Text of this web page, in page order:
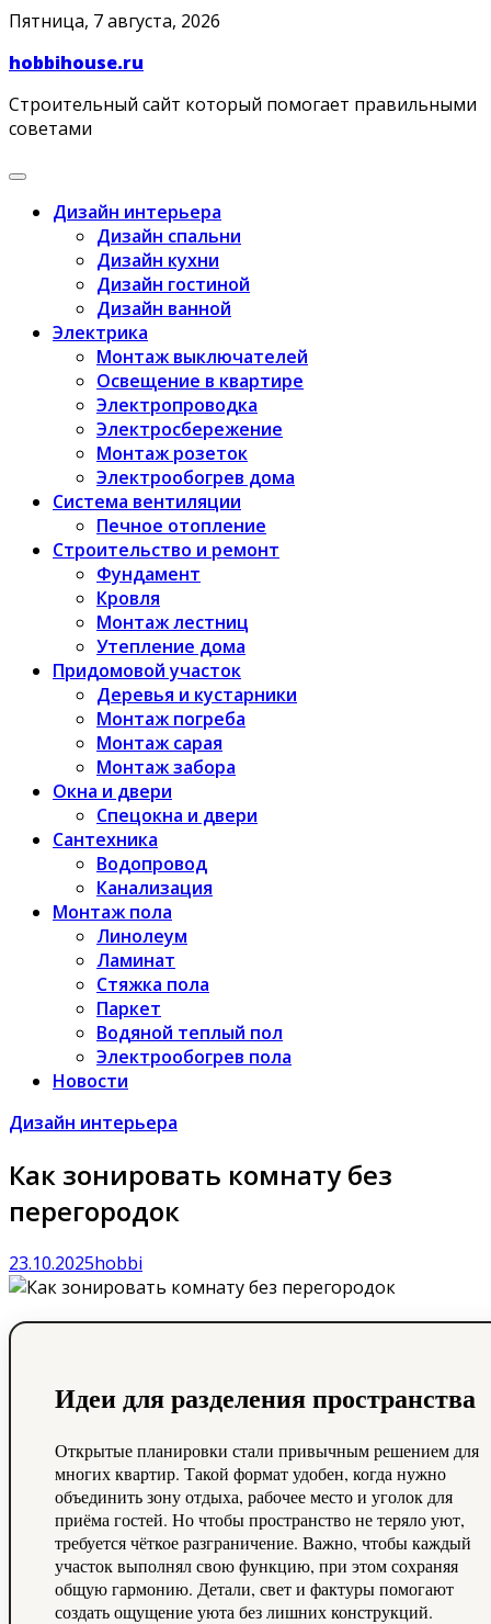
Skip
content
Пятница, 7 августа, 2026
hobbihouse.ru
Строительный сайт который помогает правильными
советами
Дизайн интерьера
Дизайн спальни
Дизайн кухни
Дизайн гостиной
Дизайн ванной
Электрика
Монтаж выключателей
Освещение в квартире
Электропроводка
Электросбережение
Монтаж розеток
Электрообогрев дома
Система вентиляции
Печное отопление
Строительство и ремонт
Фундамент
Кровля
Монтаж лестниц
Утепление дома
Придомовой участок
Деревья и кустарники
Монтаж погреба
Монтаж сарая
Монтаж забора
Окна и двери
Спецокна и двери
Сантехника
Водопровод
Канализация
Монтаж пола
Линолеум
Ламинат
Стяжка пола
Паркет
Водяной теплый пол
Электрообогрев пола
Новости
Дизайн интерьера
Как зонировать комнату без
перегородок
23.10.2025hobbi
Идеи для разделения пространства
Открытые планировки стали привычным решением для
многих квартир. Такой формат удобен, когда нужно
объединить зону отдыха, рабочее место и уголок для
приёма гостей. Но чтобы пространство не теряло уют,
требуется чёткое разграничение. Важно, чтобы каждый
участок выполнял свою функцию, при этом сохраняя
общую гармонию. Детали, свет и фактуры помогают
создать ощущение уюта без лишних конструкций.